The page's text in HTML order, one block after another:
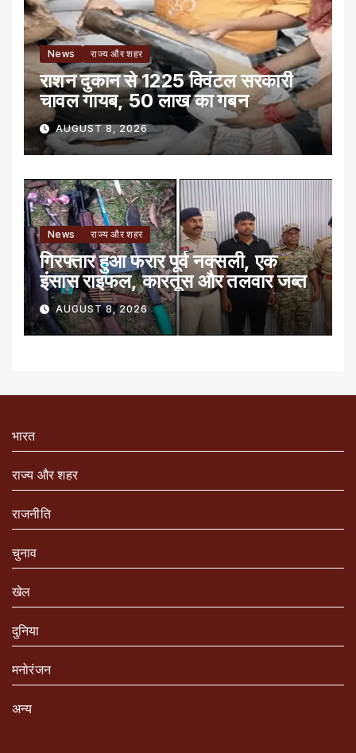
News राज्य और शहर
राशन दुकान से 1225 क्विंटल सरकारी
चावल गायब, 50 लाख का गबन
AUGUST 8, 2026
News राज्य और शहर
गिरफ्तार हुआ फरार पूर्व नक्सली, एक
इंसास राइफल, कारतूस और तलवार जब्त
AUGUST 8, 2026
भारत
राज्य और शहर
राजनीति
चुनाव
खेल
दुनिया
मनोरंजन
अन्य